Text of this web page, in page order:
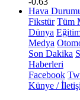
Hava
Fikstür Tüm
Dünya
Medya
Son Dakika
Haberleri
Facebook
Künye /